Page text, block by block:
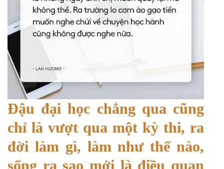
Đậu đại học chẳng qua cũng
chỉ là vượt qua một kỳ thi, ra
đời làm gì, làm như thế nào,
sống ra sao mới là điều quan